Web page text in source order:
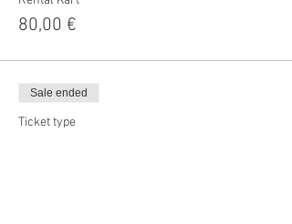
80,00 €
Sale ended
Ticket type